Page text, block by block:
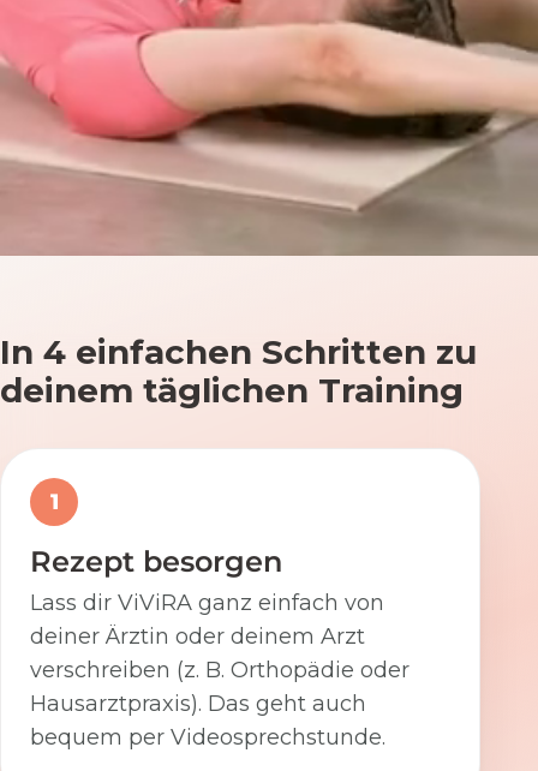
In 4 einfachen Schritten zu
deinem täglichen Training
1
Rezept besorgen
Lass dir ViViRA ganz einfach von
deiner Ärztin oder deinem Arzt
verschreiben (z. B. Orthopädie oder
Hausarztpraxis). Das geht auch
bequem per Videosprechstunde.